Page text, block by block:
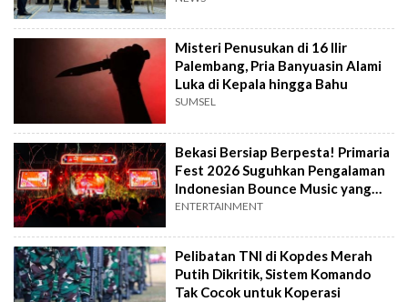
Misteri Penusukan di 16 Ilir
Palembang, Pria Banyuasin Alami
Luka di Kepala hingga Bahu
SUMSEL
Bekasi Bersiap Berpesta! Primaria
Fest 2026 Suguhkan Pengalaman
Indonesian Bounce Music yang
Berbeda
ENTERTAINMENT
Pelibatan TNI di Kopdes Merah
Putih Dikritik, Sistem Komando
Tak Cocok untuk Koperasi